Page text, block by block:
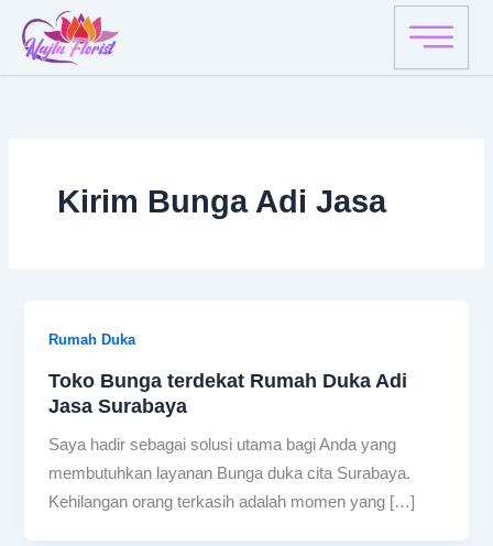
Kirim Bunga Adi Jasa
Rumah Duka
Toko Bunga terdekat Rumah Duka Adi
Jasa Surabaya
Saya hadir sebagai solusi utama bagi Anda yang
membutuhkan layanan Bunga duka cita Surabaya.
Kehilangan orang terkasih adalah momen yang […]